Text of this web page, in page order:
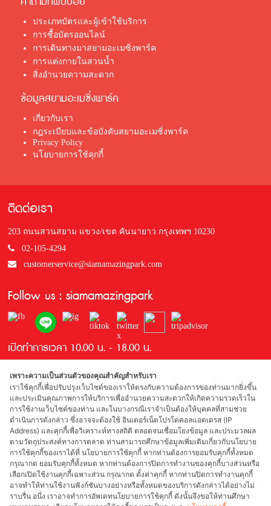
ประเภทบัตรและผู้เข้าใช้บริการ
การซื้อบัตรออนไลน์
การเดินทางมาสยามอะเมซิ่งพาร์ค
การแต่งกายในสวนน้ำ
สิ่งอำนวยความสะดวก
ข้อมูลสยามอะเมซิ่งพาร์ค
เกี่ยวกับเรา
กฎระเบียบและข้อบังคับสยามอะเมซิ่งพาร์ค
Privacy Policy
นโยบายการใช้คุกกี้
ติดต่อเรา
203 ถนนสวนสยาม แขวง/เขต คันนายาว กรุงเทพฯ 10230
02-105-4294
customerservice@siamamazingpark.com
Follow us : siamamazingpark
เปิดทำการเวลา 10.00 น. - 18.00 น.
รางวัลที่ได้รับ
ผู้สนับสนุน
เพราะความเป็นส่วนตัวของคุณสำคัญสำหรับเรา
เราใช้คุกกี้เพื่อปรับปรุงเว็บไซต์ของเราให้ตรงกับความต้องการของท่านมากยิ่งขึ้น
และประเมินคุณภาพการให้บริการเพื่ออำนวยความสะดวกให้เกิดความรวดเร็วใน
การใช้งานเว็บไซต์ของท่าน และในบางกรณีเราจำเป็นต้องให้บุคคลที่สามช่วย
ดำเนินการดังกล่าว ซึ่งอาจจะต้องใช้ อินเตอร์เน็ตโปรโตคอลแอดเดรส (IP
Address) และคุกกี้เพื่อวิเคราะห์ทางสถิติ ตลอดจนเชื่อมโยงข้อมูล และประมวลผล
ตามวัตถุประสงค์ทางการตลาด ท่านสามารถศึกษาข้อมูลเพิ่มเติมเกี่ยวกับนโยบาย
การใช้คุกกี้ของเราได้ที่ นโยบายการใช้คุกกี้ หากท่านต้องการยอมรับคุกกี้ทั้งหมด
กรุณากด ยอมรับคุกกี้ทั้งหมด หากท่านต้องการปิดการทำงานของคุกกี้บางส่วนหรือ
เลือกเปิดใช้งานคุกกี้เฉพาะส่วน กรุณากด ตั้งค่าคุกกี้ หากท่านปิดการทำงานคุกกี้
อาจทำให้ท่านใช้งานฟังก์ชันบางอย่างหรือทั้งหมดของบริการดังกล่าวได้อย่างไม่
ราบรื่น อนึ่ง เราอาจทำการอัพเดทนโยบายการใช้คุกกี้ ดังนั้นจึงขอให้ท่านศึกษา